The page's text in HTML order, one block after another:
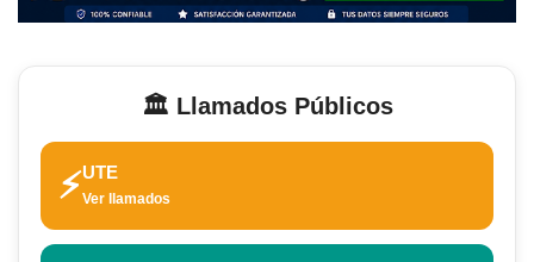
🏛️ Llamados Públicos
⚡UTE
Ver llamados